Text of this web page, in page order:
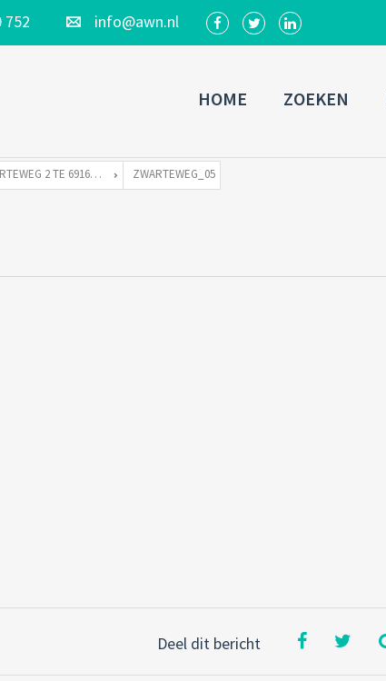
752 info@awn.nl
HOME ZOEKEN
ZWARTEWEG 2 TE 6916 KC TOLKAMER ZWARTEWEG_05
Deel dit bericht